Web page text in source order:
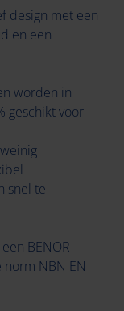
design met een
en een
worden in
geschikt voor
snel te
BENOR-
NBN EN